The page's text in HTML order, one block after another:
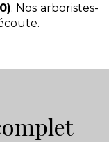
. Nos arboristes-